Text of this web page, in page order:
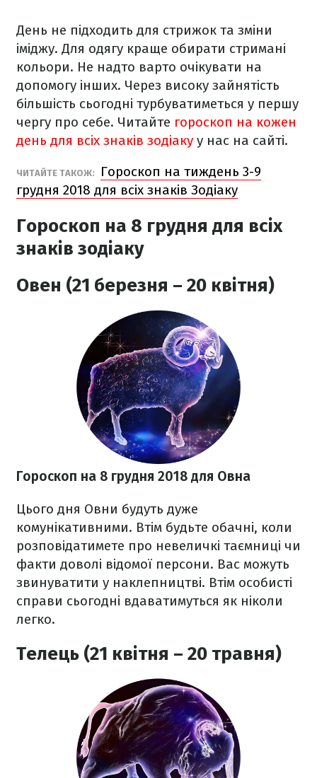
День не підходить для стрижок та зміни
іміджу. Для одягу краще обирати стримані
кольори. Не надто варто очікувати на
допомогу інших. Через високу зайнятість
більшість сьогодні турбуватиметься у першу
чергу про себе. Читайте гороскоп на кожен
день для всіх знаків зодіаку у нас на сайті.
ЧИТАЙТЕ ТАКОЖ:
Гороскоп на тиждень 3-9
грудня 2018 для всіх знаків Зодіаку
Гороскоп на 8 грудня для всіх
знаків зодіаку
Овен (21 березня – 20 квітня)
Гороскоп на 8 грудня 2018 для Овна
Цього дня Овни будуть дуже
комунікативними. Втім будьте обачні, коли
розповідатимете про невеличкі таємниці чи
факти доволі відомої персони. Вас можуть
звинуватити у наклепництві. Втім особисті
справи сьогодні вдаватимуться як ніколи
легко.
Телець (21 квітня – 20 травня)